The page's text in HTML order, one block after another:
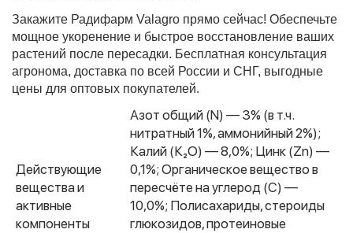
Закажите Радифарм Valagro прямо сейчас! Обеспечьте
мощное укоренение и быстрое восстановление ваших
растений после пересадки. Бесплатная консультация
агронома, доставка по всей России и СНГ, выгодные
цены для оптовых покупателей.
Действующие
вещества и
активные
компоненты
Азот общий (N) — 3% (в т.ч.
нитратный 1%, аммонийный 2%);
Калий (К₂О) — 8,0%; Цинк (Zn) —
0,1%; Органическое вещество в
пересчёте на углерод (С) —
10,0%; Полисахариды, стероиды
глюкозидов, протеиновые